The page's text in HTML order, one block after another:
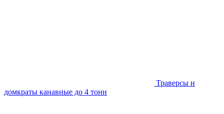
Траверсы и
домкраты канавные до 4 тонн